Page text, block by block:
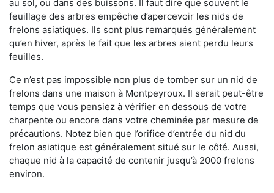
au sol, ou dans des buissons. Il faut dire que souvent le
feuillage des arbres empêche d’apercevoir les nids de
frelons asiatiques. Ils sont plus remarqués généralement
qu’en hiver, après le fait que les arbres aient perdu leurs
feuilles.
Ce n’est pas impossible non plus de tomber sur un nid de
frelons dans une maison à Montpeyroux. Il serait peut-être
temps que vous pensiez à vérifier en dessous de votre
charpente ou encore dans votre cheminée par mesure de
précautions. Notez bien que l’orifice d’entrée du nid du
frelon asiatique est généralement situé sur le côté. Aussi,
chaque nid à la capacité de contenir jusqu’à 2000 frelons
environ.